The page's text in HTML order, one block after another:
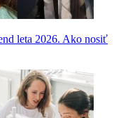
leta 2026. Ako nosiť